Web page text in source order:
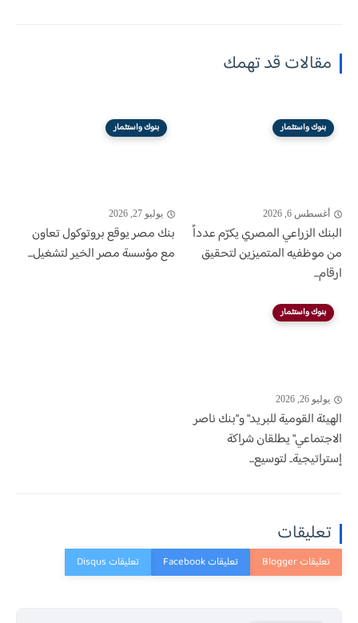
مقالات قد تهمك
بنوك واستثمار
أغسطس 6, 2026
البنك الزراعي المصري يكرّم عدداً
من موظفيه المتميزين لتحقيق
ارقام...
بنوك واستثمار
يوليو 27, 2026
بنك مصر يوقع بروتوكول تعاون
مع مؤسسة مصر الخير لتشغيل...
بنوك واستثمار
يوليو 26, 2026
الهيئة القومية للبريد" و"بنك ناصر
الاجتماعي" يطلقان شراكة
إستراتيجية.. لتوسيع...
تعليقات